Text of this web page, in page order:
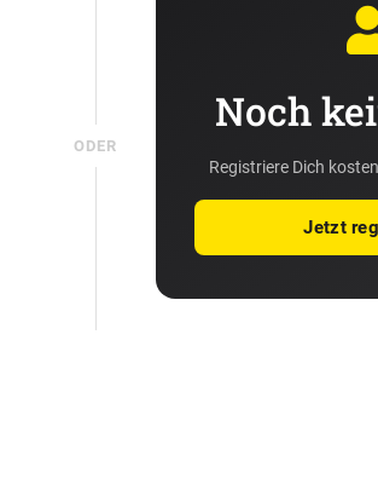
ODER
Noch
Registriere Dich
Jetzt